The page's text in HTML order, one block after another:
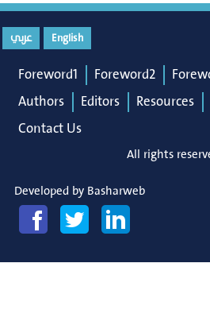
English عربي
Foreword1 Foreword2
Authors
Editors Resources
Contact Us
All rights
Developed by Basharweb